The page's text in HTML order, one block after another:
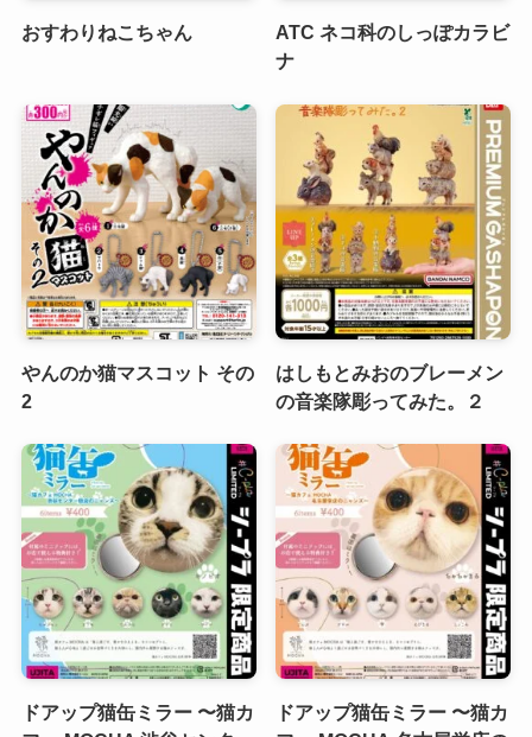
おすわりねこちゃん
ATC ネコ科のしっぽカラビ
ナ
やんのか猫マスコット その
2
はしもとみおのブレーメン
の音楽隊彫ってみた。２
ドアップ猫缶ミラー 〜猫カ
ドアップ猫缶ミラー 〜猫カ